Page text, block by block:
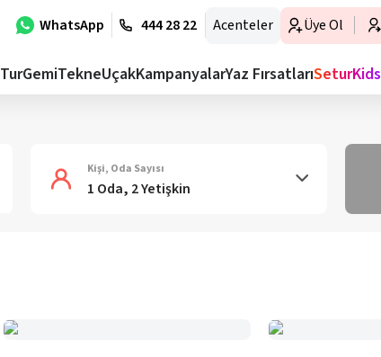
WhatsApp 444 28 22 Acenteler Üye Ol
TurGemiTekneUçakKampanyalarYaz FırsatlarıSeturKids
Kişi, Oda Sayısı
1 Oda, 2 Yetişkin